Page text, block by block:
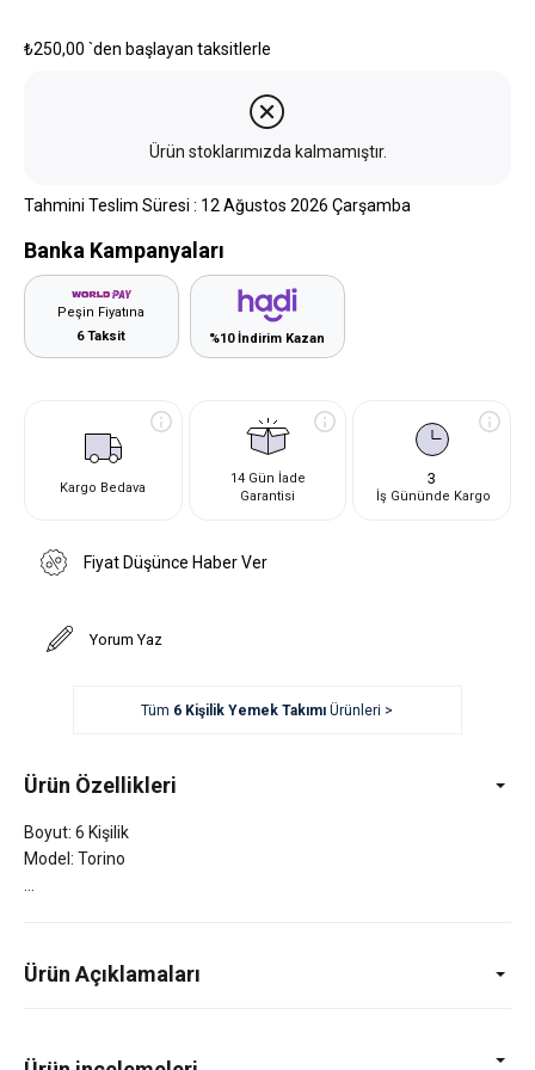
₺250,00 `den başlayan taksitlerle
Ürün stoklarımızda kalmamıştır.
Tahmini Teslim Süresi : 12 Ağustos 2026 Çarşamba
Banka Kampanyaları
Peşin Fiyatına
6 Taksit
%10 İndirim Kazan
Kargo Bedava
14 Gün İade
Garantisi
3
İş Gününde Kargo
Fiyat Düşünce Haber Ver
Yorum Yaz
Tüm 6 Kişilik Yemek Takımı Ürünleri >
Ürün Özellikleri
Boyut: 6 Kişilik
Model: Torino
Ürün Açıklamaları